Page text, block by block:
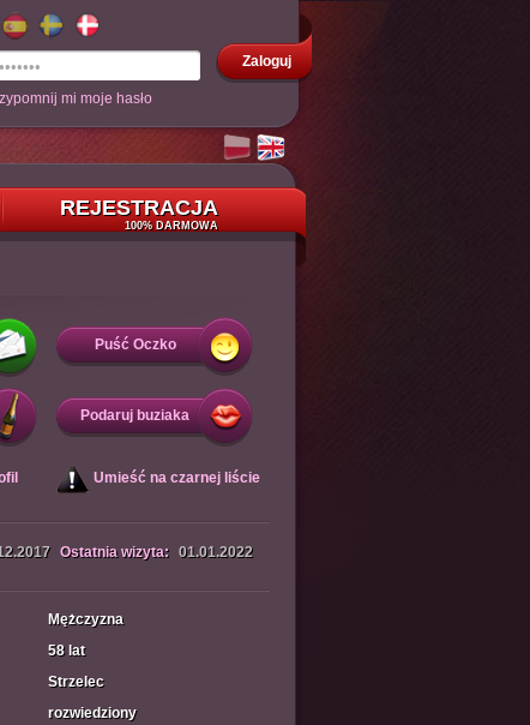
Zaloguj
mi moje hasło
REJESTRACJA
100% DARMOWA
Puść Oczko
Podaruj buziaka
Umieść na czarnej liście
Ostatnia wizyta: 01.01.2022
Mężczyzna
58 lat
Strzelec
rozwiedziony